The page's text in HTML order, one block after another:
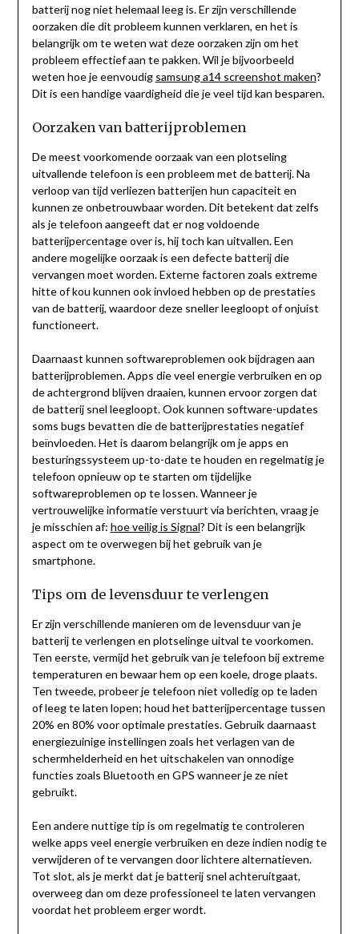
batterij nog niet helemaal leeg is. Er zijn verschillende
oorzaken die dit probleem kunnen verklaren, en het is
belangrijk om te weten wat deze oorzaken zijn om het
probleem effectief aan te pakken. Wil je bijvoorbeeld
weten hoe je eenvoudig samsung a14 screenshot maken?
Dit is een handige vaardigheid die je veel tijd kan besparen.
Oorzaken van batterijproblemen
De meest voorkomende oorzaak van een plotseling
uitvallende telefoon is een probleem met de batterij. Na
verloop van tijd verliezen batterijen hun capaciteit en
kunnen ze onbetrouwbaar worden. Dit betekent dat zelfs
als je telefoon aangeeft dat er nog voldoende
batterijpercentage over is, hij toch kan uitvallen. Een
andere mogelijke oorzaak is een defecte batterij die
vervangen moet worden. Externe factoren zoals extreme
hitte of kou kunnen ook invloed hebben op de prestaties
van de batterij, waardoor deze sneller leegloopt of onjuist
functioneert.
Daarnaast kunnen softwareproblemen ook bijdragen aan
batterijproblemen. Apps die veel energie verbruiken en op
de achtergrond blijven draaien, kunnen ervoor zorgen dat
de batterij snel leegloopt. Ook kunnen software-updates
soms bugs bevatten die de batterijprestaties negatief
beïnvloeden. Het is daarom belangrijk om je apps en
besturingssysteem up-to-date te houden en regelmatig je
telefoon opnieuw op te starten om tijdelijke
softwareproblemen op te lossen. Wanneer je
vertrouwelijke informatie verstuurt via berichten, vraag je
je misschien af: hoe veilig is Signal? Dit is een belangrijk
aspect om te overwegen bij het gebruik van je
smartphone.
Tips om de levensduur te verlengen
Er zijn verschillende manieren om de levensduur van je
batterij te verlengen en plotselinge uitval te voorkomen.
Ten eerste, vermijd het gebruik van je telefoon bij extreme
temperaturen en bewaar hem op een koele, droge plaats.
Ten tweede, probeer je telefoon niet volledig op te laden
of leeg te laten lopen; houd het batterijpercentage tussen
20% en 80% voor optimale prestaties. Gebruik daarnaast
energiezuinige instellingen zoals het verlagen van de
schermhelderheid en het uitschakelen van onnodige
functies zoals Bluetooth en GPS wanneer je ze niet
gebruikt.
Een andere nuttige tip is om regelmatig te controleren
welke apps veel energie verbruiken en deze indien nodig te
verwijderen of te vervangen door lichtere alternatieven.
Tot slot, als je merkt dat je batterij snel achteruitgaat,
overweeg dan om deze professioneel te laten vervangen
voordat het probleem erger wordt.